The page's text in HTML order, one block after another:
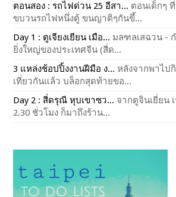
ตอนสอง : รถไฟด่วน 25 อีสา... ตอนเด็กๆ
ขบวนรถไฟหนึ่งตู้ ขนญาติๆกันขึ้...
Day 1 : ตูเจียงเยียน เมือ... มลฑลเสฉวน -
ยิ่งใหญ่ของประเทศจีน (สี่ด...
3 แหล่งช้อปปิ้งงานฝีมือ ง... หลังจากพาไป
เที่ยวกันแล้ว บล็อกสุดท้ายขอ...
Day 2 : สี่ดรุณี หุบเขาซว... จากตูจินเยี่ยน
2.30 ชั่วโมง ก็มาถึงร้าน...